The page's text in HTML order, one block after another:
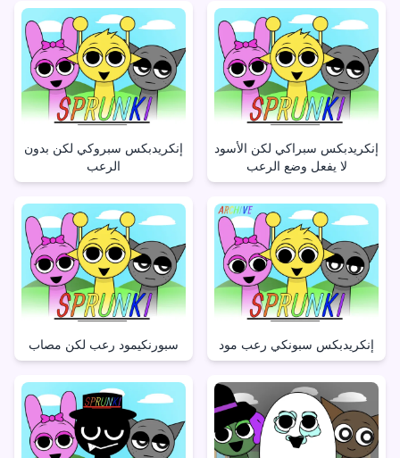
إنكريدبكس سبروكي لكن بدون
الرعب
إنكريدبكس سبراكي لكن الأسود
لا يفعل وضع الرعب
سبورنكيمود رعب لكن مصاب إنكريدبكس سبونكي رعب مود